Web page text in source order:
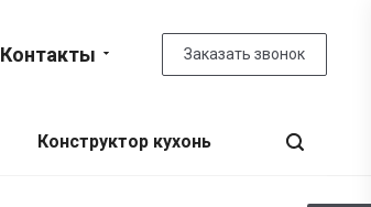
Контакты Заказать звонок
Конструктор кухонь